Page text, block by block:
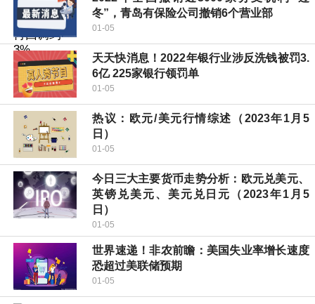
冬”，青岛有保险公司撤销6个营业部
01-05
天天快消息！2022年银行业涉反洗钱被罚3.
6亿 225家银行领罚单
01-05
热议：欧元/美元行情综述（2023年1月5
日）
01-05
今日三大主要货币走势分析：欧元兑美元、
英镑兑美元、美元兑日元（2023年1月5
日）
01-05
世界速递！非农前瞻：美国失业率增长速度
恐超过美联储预期
01-05